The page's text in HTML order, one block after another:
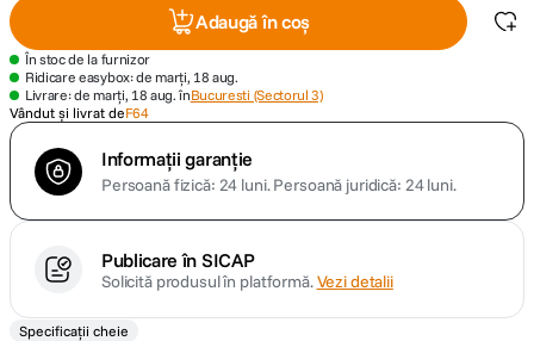
dji mic mini
9 dji osmo
Adaugă în coș
În stoc de la furnizor
Ridicare easybox: de marți, 18 aug.
Livrare: de marți, 18 aug. înBucuresti (Sectorul 3)
Vândut și livrat deF64
Informații garanție
Persoană fizică: 24 luni.Persoană juridică: 24 luni.
Publicare în SICAP
Solicită produsul în platformă.Vezi detalii
Specificații cheie